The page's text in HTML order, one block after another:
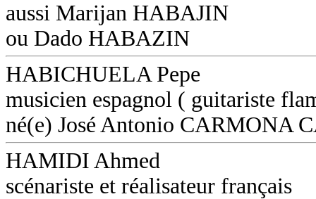
aussi Marijan HABAJIN
ou Dado HABAZIN
HABICHUELA Pepe
musicien espagnol ( guitariste
né(e) José Antonio CARMONA
HAMIDI Ahmed
scénariste et réalisateur français